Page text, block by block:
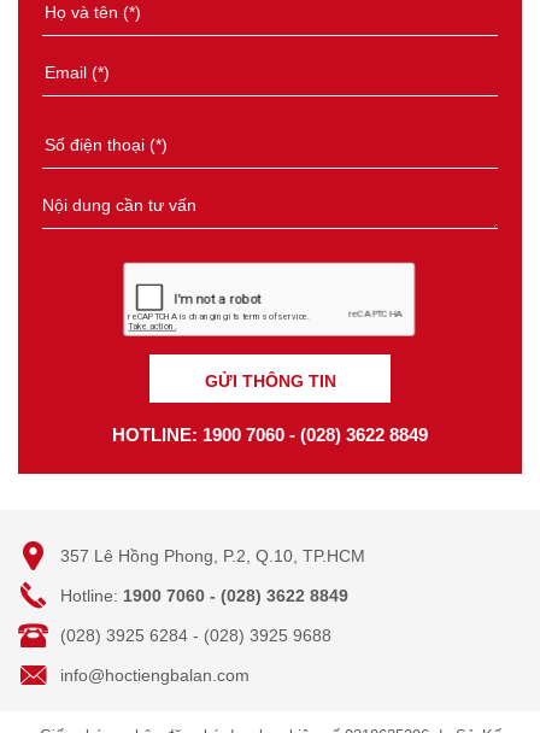
GỬI THÔNG TIN
HOTLINE: 1900 7060 - (028) 3622 8849
357 Lê Hồng Phong, P.2, Q.10, TP.HCM
Hotline: 1900 7060 - (028) 3622 8849
(028) 3925 6284 - (028) 3925 9688
info@hoctiengbalan.com